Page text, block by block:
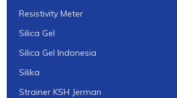
Resistivity Meter
Silica Gel
Silica Gel Indonesia
Silika
Strainer KSH Jerman